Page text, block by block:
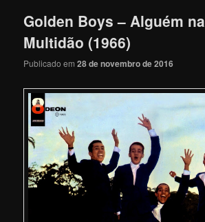
Golden Boys – Alguém na
Multidão (1966)
Publicado em28 de novembro de 2016